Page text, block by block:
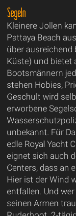
Segeln
Kleinere Jollen
Pattaya Beach
über ausreichend
Küste) und bietet
Bootsmännern
stehen Hobies,
Geschult wird
erworbene
unbekannt. Für
edle Royal Yacht
eignet sich auch
Centers, dass an
Hier ist der Wind
entfallen. Und
seinen Armen